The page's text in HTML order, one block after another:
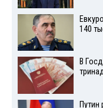
140
В